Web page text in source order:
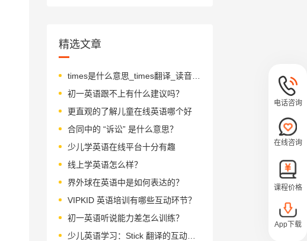
精选文章
times是什么意思_times翻译_读音_用法_翻译
初一英语跟不上有什么建议吗？
更直观的了解儿童在线英语哪个好
合同中的 “诉讼” 是什么意思？
少儿学英语在线平台十分有趣
线上学英语怎么样？
界外球在英语中是如何表达的？
VIPKID 英语培训有哪些互动环节？
初一英语听说能力差怎么训练？
少儿英语学习：Stick 翻译的互动游戏
电话咨询
在线咨询
课程价格
App下载